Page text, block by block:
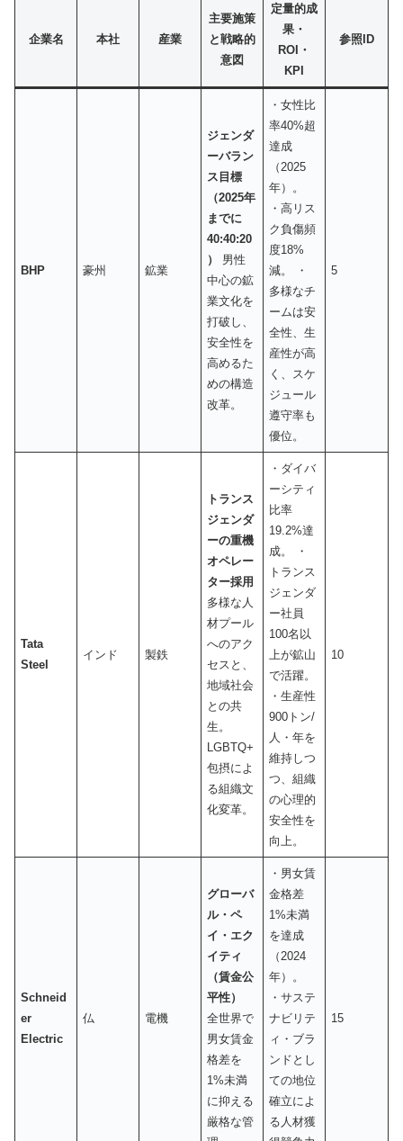
企業名 本社 産業
主要施策
と戦略的
意図
定量的成
果・
ROI・
KPI
参照ID
BHP 豪州 鉱業
ジェンダ
ーバラン
ス目標
（2025年
までに
40:40:20
）
男性
中心の鉱
業文化を
打破し、
安全性を
高めるた
めの構造
改革。
・女性比
率40%超
達成
（2025
年）。
・高リス
ク負傷頻
度18%
減。 ・
多様なチ
ームは安
全性、生
産性が高
く、スケ
ジュール
遵守率も
優位。
5
Tata
Steel
インド 製鉄
トランス
ジェンダ
ーの重機
オペレー
ター採用
多様な人
材プール
へのアク
セスと、
地域社会
との共
生。
LGBTQ+
包摂によ
る組織文
化変革。
・ダイバ
ーシティ
比率
19.2%達
成。 ・
トランス
ジェンダ
ー社員
100名以
上が鉱山
で活躍。
・生産性
900トン/
人・年を
維持しつ
つ、組織
の心理的
安全性を
向上。
10
Schneid
er
Electric
仏 電機
グローバ
ル・ペ
イ・エク
イティ
（賃金公
平性）
全世界で
男女賃金
格差を
1%未満
に抑える
厳格な管
・男女賃
金格差
1%未満
を達成
（2024
年）。
・サステ
ナビリテ
ィ・ブラ
ンドとし
ての地位
確立によ
る人材獲
15